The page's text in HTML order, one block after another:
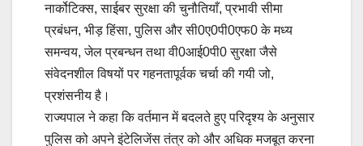
नार्कोटिक्स, साईबर सुरक्षा की चुनौतियाँ, प्रभावी सीमा
प्रबंधन, भीड़ हिंसा, पुलिस और सी0ए0पी0एफ0 के मध्य
समन्वय, जेल प्रबन्धन तथा वी0आई0पी0 सुरक्षा जैसे
संवेदनशील विषयों पर गहनतापूर्वक चर्चा की गयी जो,
प्रशंसनीय है।
राज्यपाल ने कहा कि वर्तमान में बदलते हुए परिदृश्य के अनुसार
पुलिस को अपने इंटेलिजेंस तंत्र को और अधिक मजबूत करना